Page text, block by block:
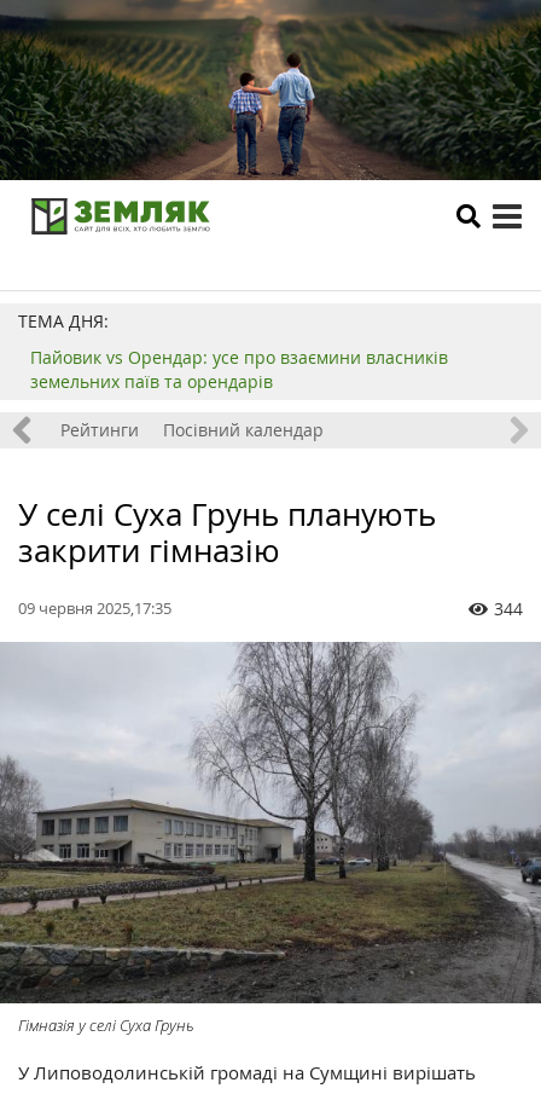
ТЕМА ДНЯ:
Пайовик vs Орендар: усе про взаємини власників
земельних паїв та орендарів
Рейтинги Посівний календар
У селі Суха Грунь планують
закрити гімназію
09 червня 2025,17:35 344
Гімназія у селі Суха Грунь
У Липоводолинській громаді на Сумщині вирішать